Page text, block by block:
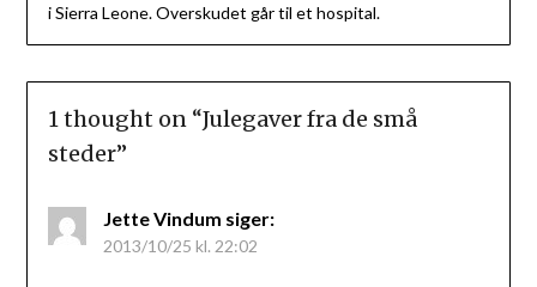
i Sierra Leone. Overskudet går til et hospital.
1 thought on “Julegaver fra de små
steder”
Jette Vindum siger:
2013/10/25 kl. 22:02